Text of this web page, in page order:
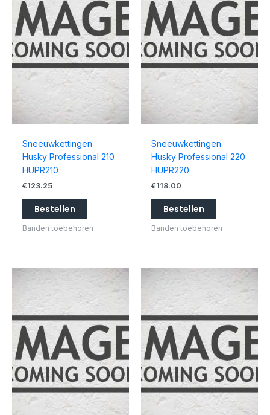
Sneeuwkettingen
Husky Professional 210
HUPR210
€123.25
Bestellen
Banden toebehoren
Sneeuwkettingen
Husky Professional 220
HUPR220
€118.00
Bestellen
Banden toebehoren